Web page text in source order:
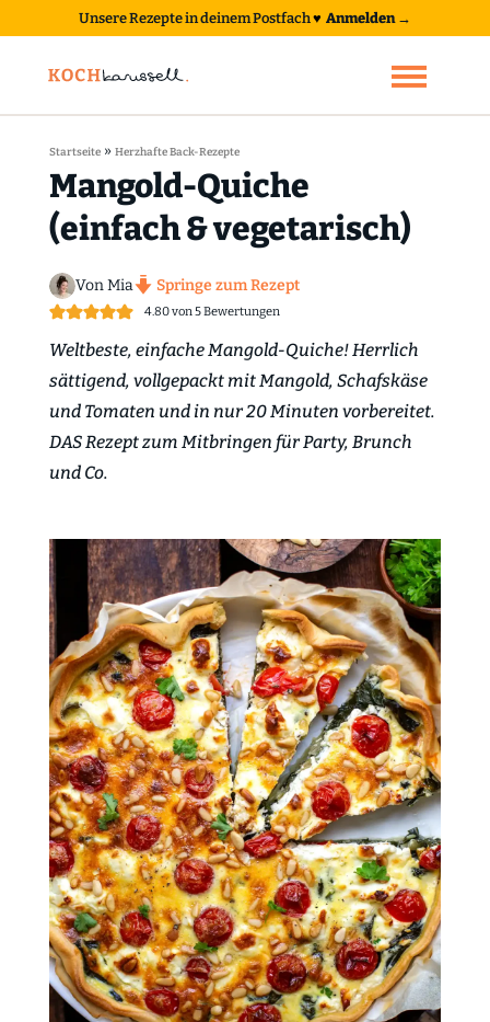
Unsere Rezepte in deinem Postfach♥ Anmelden →
Startseite» Herzhafte Back-Rezepte
Mangold-Quiche
(einfach & vegetarisch)
Von Mia Springe zum Rezept
4.80von5Bewertungen
Weltbeste, einfache Mangold-Quiche! Herrlich
sättigend, vollgepackt mit Mangold, Schafskäse
und Tomaten und in nur 20 Minuten vorbereitet.
DAS Rezept zum Mitbringen für Party, Brunch
und Co.